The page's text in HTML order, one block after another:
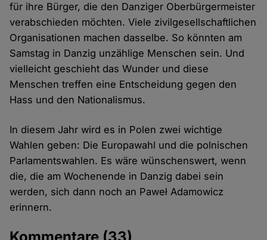
für ihre Bürger, die den Danziger Oberbürgermeister
verabschieden möchten. Viele zivilgesellschaftlichen
Organisationen machen dasselbe. So könnten am
Samstag in Danzig unzählige Menschen sein. Und
vielleicht geschieht das Wunder und diese
Menschen treffen eine Entscheidung gegen den
Hass und den Nationalismus.
In diesem Jahr wird es in Polen zwei wichtige
Wahlen geben: Die Europawahl und die polnischen
Parlamentswahlen. Es wäre wünschenswert, wenn
die, die am Wochenende in Danzig dabei sein
werden, sich dann noch an Paweł Adamowicz
erinnern.